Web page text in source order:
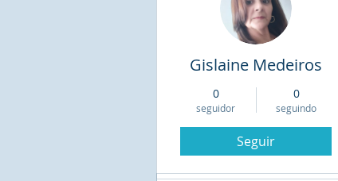
Gislaine Medeiros
0
seguidor
0
seguindo
Seguir